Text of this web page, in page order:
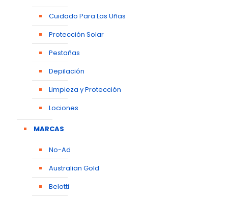
Cuidado Para Las Uñas
Protección Solar
Pestañas
Depilación
Limpieza y Protección
Lociones
MARCAS
No-Ad
Australian Gold
Belotti